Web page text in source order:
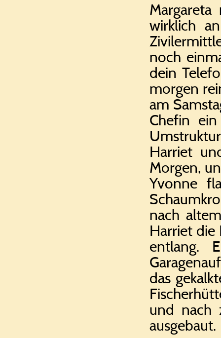
wirklich
noch
dein
morgen
am
Chefin
Harriet
Morgen,
Yvonne
nach
Harriet die
entlang.
das
und nach
ausgebaut.